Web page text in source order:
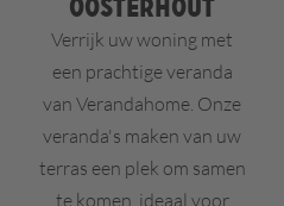
Oosterhout
Verrijk uw woning met
een prachtige veranda
van Verandahome. Onze
veranda's maken van uw
terras een plek om samen
te komen, ideaal voor